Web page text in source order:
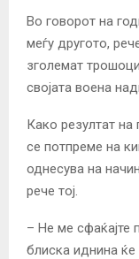
Во говорот на
меѓу другото,
зголемат
својата воена
Како резултат
се потпреме на
однесува на
рече тој.
– Не ме сфаќајте
блиска иднина ќе